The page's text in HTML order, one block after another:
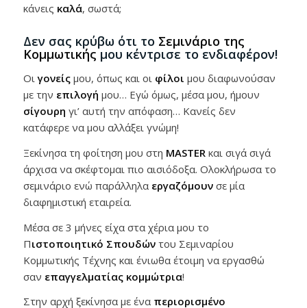
κάνεις καλά, σωστά;
Δεν σας κρύβω ότι το Σεμινάριο της
Κομμωτικής μου κέντρισε το ενδιαφέρον!
Οιγονείςμου, όπως και οι φίλοι μου διαφωνούσαν
με την επιλογή μου… Εγώ όμως, μέσα μου, ήμουν
σίγουρη γι’ αυτή την απόφαση… Κανείς δεν
κατάφερε να μου αλλάξει γνώμη!
Ξεκίνησα τη φοίτηση μου στη MASTER και σιγά σιγά
άρχισα να σκέφτομαι πιο αισιόδοξα. Ολοκλήρωσα το
σεμινάριο ενώ παράλληλα εργαζόμουνσε μία
διαφημιστική εταιρεία.
Μέσα σε 3 μήνες είχα στα χέρια μου το
Πιστοποιητικό Σπουδώντου Σεμιναρίου
Κομμωτικής Τέχνης και ένιωθα έτοιμη να εργασθώ
σαν επαγγελματίας κομμώτρια!
Στην αρχή ξεκίνησα με ένα περιορισμένο